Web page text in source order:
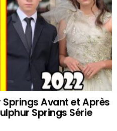
Springs Avant et Après
Springs Série